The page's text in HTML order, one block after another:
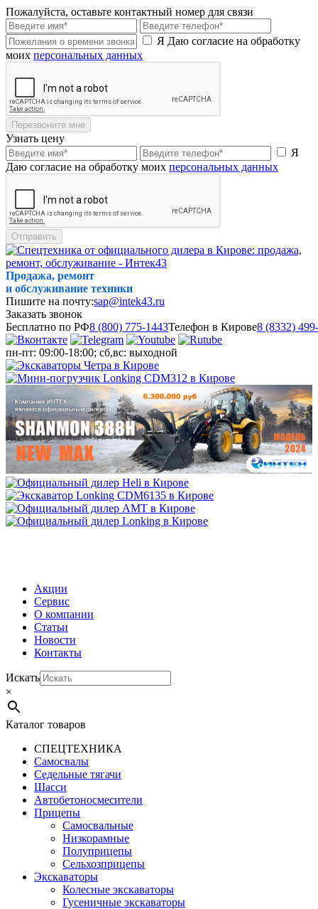
Пожалуйста, оставьте контактный номер для связи
Я Даю согласие на обработку
моих персональных данных
Перезвоните мне
Узнать цену
Я
Даю согласие на обработку моих персональных данных
Отправить
Продажа, ремонт
и обслуживание техники
Пишите на почту:sap@intek43.ru
Заказать звонок
Бесплатно по РФ8 (800) 775-1443Телефон в Кирове8 (8332)
пн-пт: 09:00-18:00; сб,вс: выходной
Акции
Сервис
О компании
Статьи
Новости
Контакты
Искать
×
Каталог товаров
СПЕЦТЕХНИКА
Самосвалы
Седельные тягачи
Шасси
Автобетоно­смесители
Прицепы
Самосвальные
Низкорамные
Полуприцепы
Сельхозприцепы
Экскаваторы
Колесные экскаваторы
Гусеничные экскаваторы